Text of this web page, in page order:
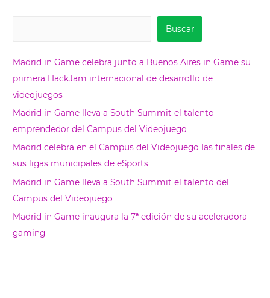
Buscar
Madrid in Game celebra junto a Buenos Aires in Game su
primera HackJam internacional de desarrollo de
videojuegos
Madrid in Game lleva a South Summit el talento
emprendedor del Campus del Videojuego
Madrid celebra en el Campus del Videojuego las finales de
sus ligas municipales de eSports
Madrid in Game lleva a South Summit el talento del
Campus del Videojuego
Madrid in Game inaugura la 7ª edición de su aceleradora
gaming